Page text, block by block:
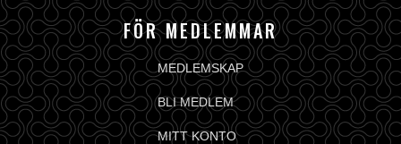
FÖR MEDLEMMAR
MEDLEMSKAP
BLI MEDLEM
MITT KONTO